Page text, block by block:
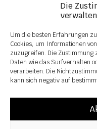
Die
verwalten
Um die besten Erfahrungen
Cookies, um Informationen
zuzugreifen. Die Zustimmung
Daten wie das Surfverhalten
verarbeiten. Die
kann sich negativ auf
Dokumentation